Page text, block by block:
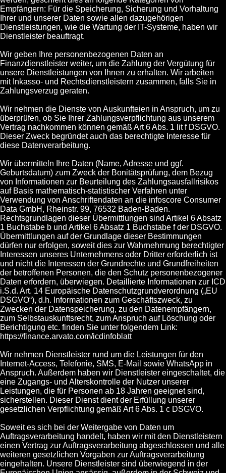
Empfängern: Für die Speicherung, Sicherung und Vorhaltung
Ihrer und unserer Daten sowie allen dazugehörigen
Dienstleistungen, wie die Wartung der IT-Systeme, haben wir
Dienstleister beauftragt.
Wir geben Ihre personenbezogenen Daten an
Finanzdienstleister weiter, um die Zahlung der Vergütung für
unsere Dienstleistungen von Ihnen zu erhalten. Wir arbeiten
mit Inkasso- und Rechtsdienstleistern zusammen, falls Sie in
Zahlungsverzug geraten.
Wir nehmen die Dienste von Auskunfteien in Anspruch, um zu
überprüfen, ob Sie Ihrer Zahlungsverpflichtung aus unserem
Vertrag nachkommen können gemäß Art 6 Abs. 1 lit f DSGVO.
Dieser Zweck begründet auch das berechtigte Interesse für
diese Datenverarbeitung.
Wir übermitteln Ihre Daten (Name, Adresse und ggf.
Geburtsdatum) zum Zweck der Bonitätsprüfung, dem Bezug
von Informationen zur Beurteilung des Zahlungsausfallrisikos
auf Basis mathematisch-statistischer Verfahren unter
Verwendung von Anschriftendaten an die infoscore Consumer
Data GmbH, Rheinstr. 99, 76532 Baden-Baden.
Rechtsgrundlagen dieser Übermittlungen sind Artikel 6 Absatz
1 Buchstabe b und Artikel 6 Absatz 1 Buchstabe f der DSGVO.
Übermittlungen auf der Grundlage dieser Bestimmungen
dürfen nur erfolgen, soweit dies zur Wahrnehmung berechtigter
Interessen unseres Unternehmens oder Dritter erforderlich ist
und nicht die Interessen der Grundrechte und Grundfreiheiten
der betroffenen Personen, die den Schutz personenbezogener
Daten erfordern, überwiegen. Detaillierte Informationen zur ICD
i.S.d. Art. 14 Europäische Datenschutzgrundverordnung („EU
DSGVO“), d.h. Informationen zum Geschäftszweck, zu
Zwecken der Datenspeicherung, zu den Datenempfängern,
zum Selbstauskunftsrecht, zum Anspruch auf Löschung oder
Berichtigung etc. finden Sie unter folgendem Link:
https://finance.arvato.com/icdinfoblatt
Wir nehmen Dienstleister rund um die Leistungen für den
Internet-Access, Telefonie, SMS, E-Mail sowie WhatsApp in
Anspruch. Außerdem haben wir Dienstleister eingeschaltet, die
eine Zugangs- und Alterskontrolle der Nutzer unserer
Leistungen, die für Personen ab 18 Jahren geeignet sind,
sicherstellen. Dieser Dienst dient der Erfüllung unserer
gesetzlichen Verpflichtung gemäß Art 6 Abs. 1 c DSGVO.
Soweit es sich bei der Weitergabe von Daten um
Auftragsverarbeitung handelt, haben wir mit den Dienstleistern
einen Vertrag zur Auftragsverarbeitung abgeschlossen und alle
weiteren gesetzlichen Vorgaben zur Auftragsverarbeitung
eingehalten. Unsere Dienstleister sind überwiegend in der